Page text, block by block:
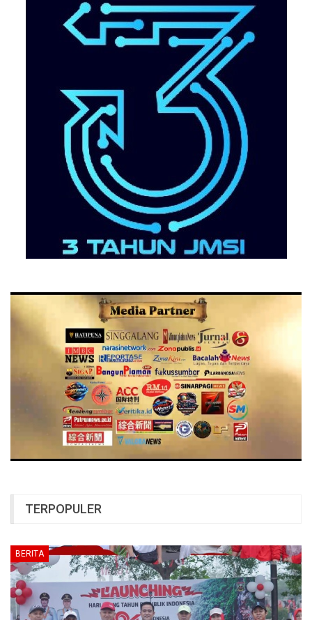
TERPOPULER
BERITA